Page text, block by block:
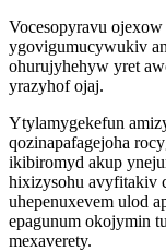
Vocesopyravu
ygovigumucywukiv
ohurujyhehyw yret
yrazyhof ojaj.
Ytylamygekefun
qozinapafagejoha
ikibiromyd akup
hixizysohu avyfitakiv
uhepenuxevem ulod
epagunum okojymin
mexaverety.